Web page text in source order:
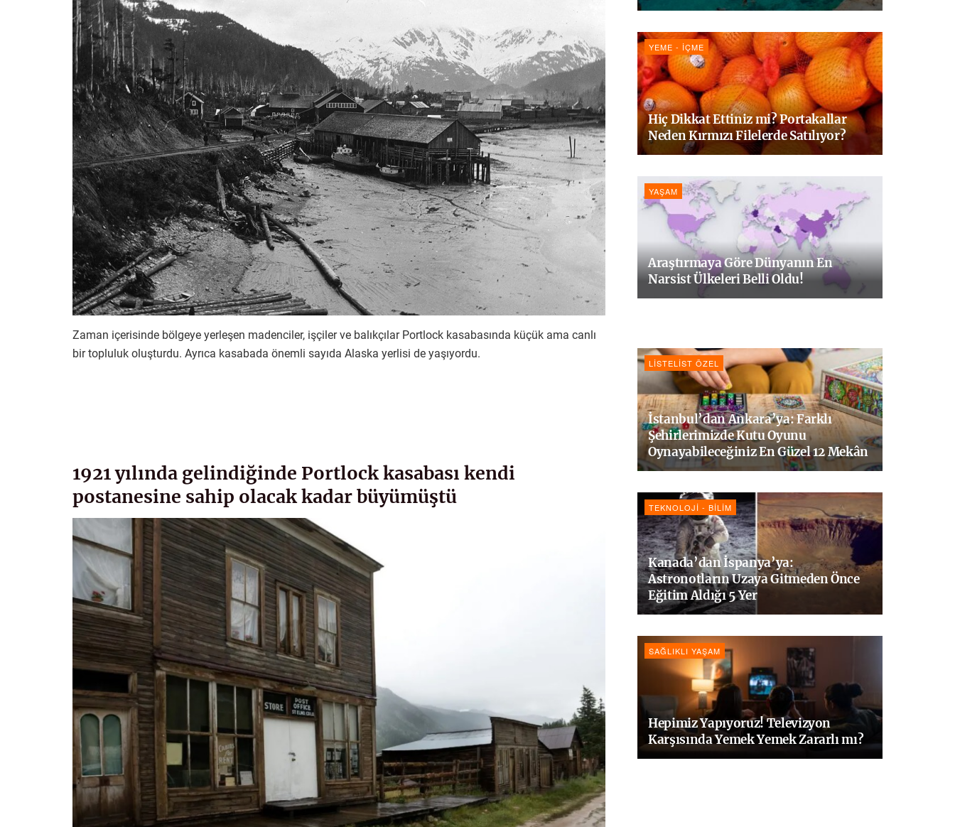
Zaman içerisinde bölgeye yerleşen madenciler, işçiler ve balıkçılar Portlock kasabasında küçük ama canlı
bir topluluk oluşturdu. Ayrıca kasabada önemli sayıda Alaska yerlisi de yaşıyordu.
1921 yılında gelindiğinde Portlock kasabası kendi
postanesine sahip olacak kadar büyümüştü
YEME - İÇME
Hiç Dikkat Ettiniz mi? Portakallar
Neden Kırmızı Filelerde Satılıyor?
YAŞAM
Araştırmaya Göre Dünyanın En
Narsist Ülkeleri Belli Oldu!
LISTELIST ÖZEL
İstanbul’dan Ankara’ya: Farklı
Şehirlerimizde Kutu Oyunu
Oynayabileceğiniz En Güzel 12 Mekân
TEKNOLOJI - BILIM
Kanada’dan İspanya’ya:
Astronotların Uzaya Gitmeden Önce
Eğitim Aldığı 5 Yer
SAĞLIKLI YAŞAM
Hepimiz Yapıyoruz! Televizyon
Karşısında Yemek Yemek Zararlı mı?